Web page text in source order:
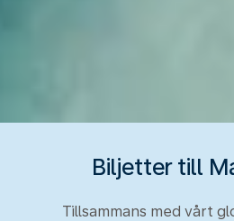
Biljetter till
Tillsammans med vårt